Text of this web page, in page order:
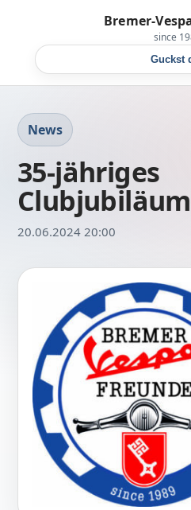
Bremer-
since
Guckst
News
35-jähriges
Clubjubiläum
20.06.2024 20:00